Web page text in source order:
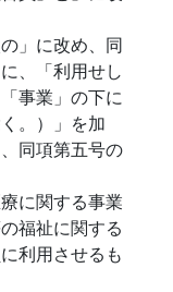
」に改め、同
、「利用せし
事業」の下に
。）」を加
同項第五号の
に関する事業
福祉に関する
利用させるも